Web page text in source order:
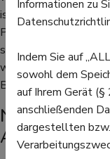
ist Johanniskraut
Psychopharmaka.
schweren
werden sollten sie
Behandlung
Absetzen
Informationen zu
Indem Sie auf
sowohl dem
auf Ihrem Gerät
anschließenden
dargestellten